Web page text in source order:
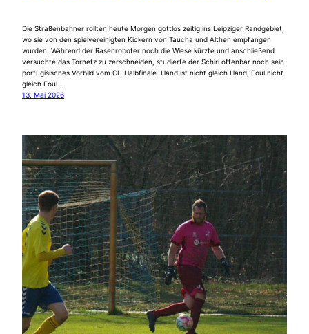
Die Straßenbahner rollten heute Morgen gottlos zeitig ins Leipziger Randgebiet,
wo sie von den spielvereinigten Kickern von Taucha und Althen empfangen
wurden. Während der Rasenroboter noch die Wiese kürzte und anschließend
versuchte das Tornetz zu zerschneiden, studierte der Schiri offenbar noch sein
portugisisches Vorbild vom CL-Halbfinale. Hand ist nicht gleich Hand, Foul nicht
gleich Foul…
13. Mai 2026